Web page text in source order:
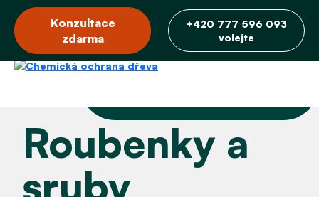
Konzultace
zdarma
+420 777 596 093
volejte
Roubenky a
sruby